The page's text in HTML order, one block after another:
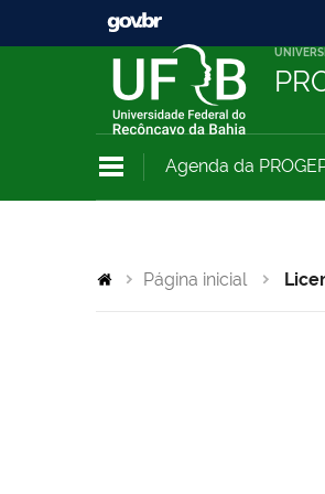
Agenda da
Página inicial